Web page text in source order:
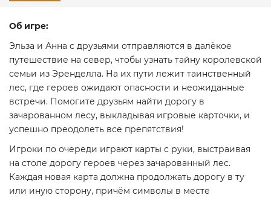
Об игре:
Эльза и Анна с друзьями отправляются в далёкое
путешествие на север, чтобы узнать тайну королевской
семьи из Эренделла. На их пути лежит таинственный
лес, где героев ожидают опасности и неожиданные
встречи. Помогите друзьям найти дорогу в
зачарованном лесу, выкладывая игровые карточки, и
успешно преодолеть все препятствия!
Игроки по очереди играют карты с руки, выстраивая
на столе дорогу героев через зачарованный лес.
Каждая новая карта должна продолжать дорогу в ту
или иную сторону, причём символы в месте